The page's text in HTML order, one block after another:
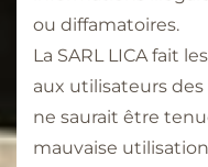
ou diffamatoires.
La SARL LICA fait
aux utilisateurs
ne saurait être
mauvaise